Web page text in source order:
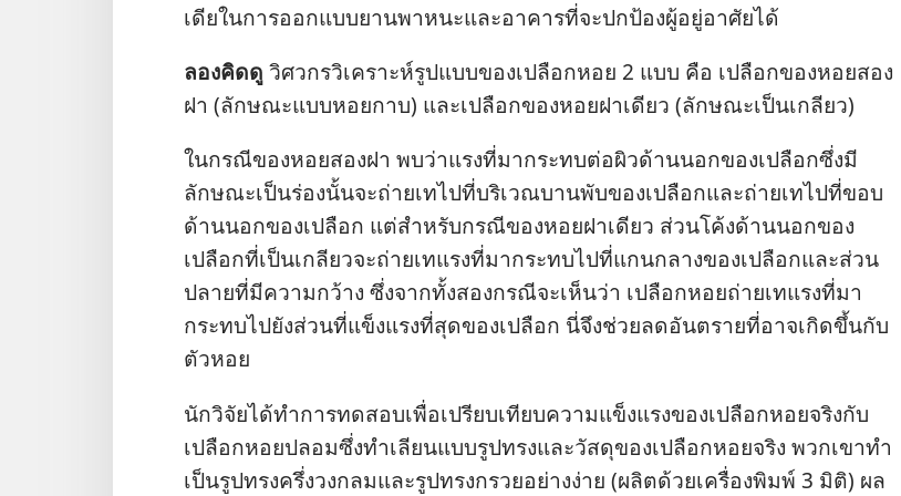
เดีย​ใน​การ​ออก​แบบ​ยาน​พาหนะ​และ​อาคาร​ที่​จะ​ปก​ป้อง​ผู้​อยู่​อาศัย​ได้
ลอง​คิด​ดู วิศวกร​วิเคราะห์​รูป​แบบ​ของ​เปลือก​หอย 2 แบบ คือ เปลือก​ของ​หอย​สอง​
ฝา (ลักษณะ​แบบ​หอย​กาบ) และ​เปลือก​ของ​หอย​ฝา​เดียว (ลักษณะ​เป็น​เกลียว)
ใน​กรณี​ของ​หอย​สอง​ฝา พบ​ว่า​แรง​ที่​มา​กระทบ​ต่อ​ผิว​ด้าน​นอก​ของ​เปลือก​ซึ่ง​มี​
ลักษณะ​เป็น​ร่อง​นั้น​จะ​ถ่าย​เท​ไป​ที่​บริเวณ​บานพับ​ของ​เปลือก​และ​ถ่าย​เท​ไป​ที่​ขอบ​
ด้าน​นอก​ของ​เปลือก แต่​สำหรับ​กรณี​ของ​หอย​ฝา​เดียว ส่วน​โค้ง​ด้าน​นอก​ของ​
เปลือก​ที่​เป็น​เกลียว​จะ​ถ่าย​เท​แรง​ที่​มา​กระทบ​ไป​ที่​แกนกลาง​ของ​เปลือก​และ​ส่วน​
ปลาย​ที่​มี​ความ​กว้าง ซึ่ง​จาก​ทั้ง​สอง​กรณี​จะ​เห็น​ว่า เปลือก​หอย​ถ่าย​เท​แรง​ที่​มา​
กระทบ​ไป​ยัง​ส่วน​ที่​แข็งแรง​ที่​สุด​ของ​เปลือก นี่​จึง​ช่วย​ลด​อันตราย​ที่​อาจ​เกิด​ขึ้น​กับ​
ตัว​หอย
นัก​วิจัย​ได้​ทำ​การ​ทดสอบ​เพื่อ​เปรียบ​เทียบ​ความ​แข็งแรง​ของ​เปลือก​หอย​จริง​กับ​
เปลือก​หอย​ปลอม​ซึ่ง​ทำ​เลียน​แบบ​รูป​ทรง​และ​วัสดุ​ของ​เปลือก​หอย​จริง พวก​เขา​ทำ​
เป็น​รูป​ทรง​ครึ่ง​วง​กลม​และ​รูป​ทรง​กรวย​อย่าง​ง่าย (ผลิต​ด้วย​เครื่อง​พิมพ์ 3 มิติ) ผล​